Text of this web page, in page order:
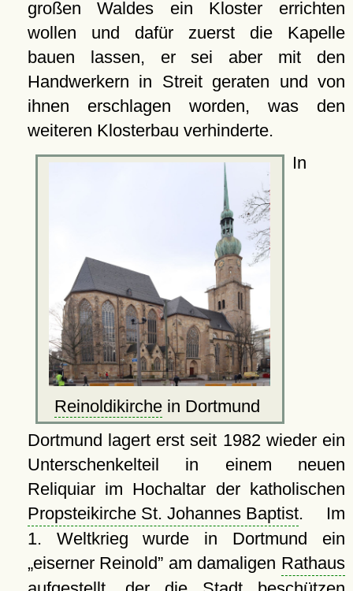
großen Waldes ein Kloster errichten
wollen und dafür zuerst die Kapelle
bauen lassen, er sei aber mit den
Handwerkern in Streit geraten und von
ihnen erschlagen worden, was den
weiteren Klosterbau verhinderte.
Reinoldikirche in Dortmund
In
Dortmund lagert erst seit 1982 wieder ein
Unterschenkelteil in einem neuen
Reliquiar im Hochaltar der katholischen
Propsteikirche St. Johannes Baptist. Im
1. Weltkrieg wurde in Dortmund ein
eiserner Reinold am damaligen Rathaus